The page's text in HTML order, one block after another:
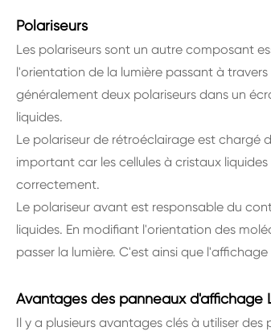
Polariseurs
Les polariseurs sont un autre composant
l'orientation de la lumière passant à
généralement deux polariseurs dans un
liquides.
Le polariseur de rétroéclairage est chargé
important car les cellules à cristaux
correctement.
Le polariseur avant est responsable du
liquides. En modifiant l'orientation des
passer la lumière. C'est ainsi que
Avantages des panneaux d'affichage
Il y a plusieurs avantages clés à utiliser